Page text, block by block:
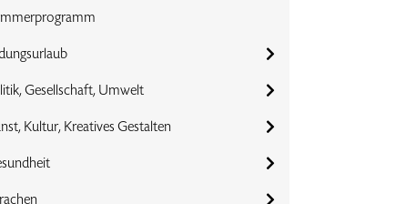
Gesellschaft, Umwelt
Kultur, Kreatives Gestalten